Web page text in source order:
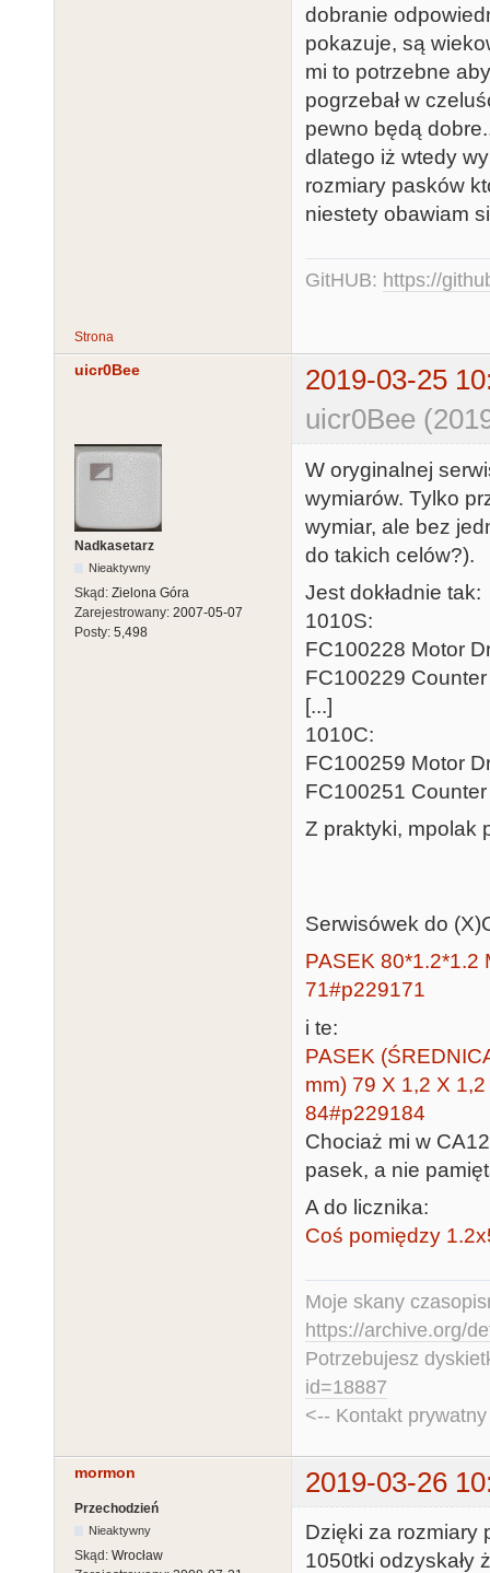
dobranie
pokazuje, są
mi to potrzebne
pogrzebał w
pewno będą
dlatego iż wtedy
rozmiary pasków
niestety obawiam
GitHUB: https://
Strona
uicr0Bee
2019-03-25
uicr0Bee
Nadkasetarz
Nieaktywny
Skąd: Zielona Góra
Zarejestrowany: 2007-05-07
Posty: 5,498
W oryginalnej
wymiarów. Tylko
wymiar, ale bez
do takich celów?).
Jest dokładnie tak:
1010S:
FC100228 Motor
FC100229
[...]
1010C:
FC100259 Motor
FC100251
Z praktyki, mpolak
Serwisówek do
PASEK 80*1.2*1.2
71#p229171
i te:
PASEK
mm) 79 X 1,2 X
84#p229184
Chociaż mi w
pasek, a nie
A do licznika:
Coś pomiędzy
Moje skany
https://archive.org/
Potrzebujesz
id=18887
<-- Kontakt
mormon 2019-03-26
Przechodzień
Nieaktywny
Skąd: Wrocław
Dzięki za rozmiary
1050tki odzyskały